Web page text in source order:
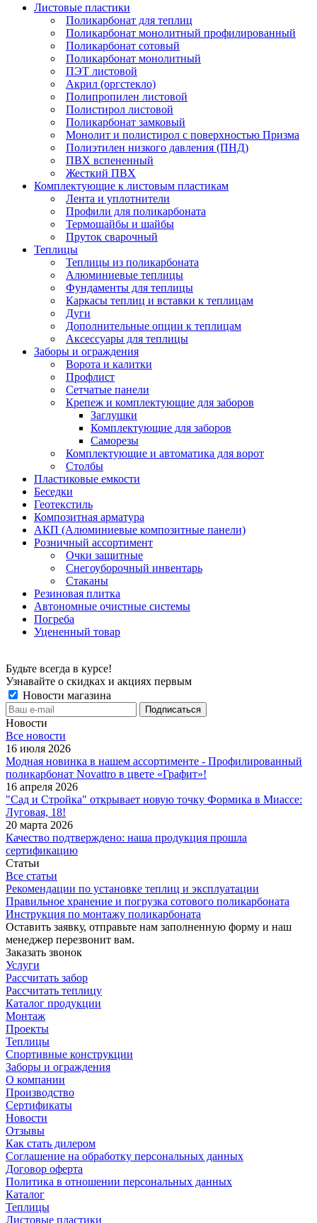
Листовые пластики
Поликарбонат для теплиц
Поликарбонат монолитный профилированный
Поликарбонат сотовый
Поликарбонат монолитный
ПЭТ листовой
Акрил (оргстекло)
Полипропилен листовой
Полистирол листовой
Поликарбонат замковый
Монолит и полистирол с поверхностью Призма
Полиэтилен низкого давления (ПНД)
ПВХ вспененный
Жесткий ПВХ
Комплектующие к листовым пластикам
Лента и уплотнители
Профили для поликарбоната
Термошайбы и шайбы
Пруток сварочный
Теплицы
Теплицы из поликарбоната
Алюминиевые теплицы
Фундаменты для теплицы
Каркасы теплиц и вставки к теплицам
Дуги
Дополнительные опции к теплицам
Аксессуары для теплицы
Заборы и ограждения
Ворота и калитки
Профлист
Сетчатые панели
Крепеж и комплектующие для заборов
Заглушки
Комплектующие для заборов
Саморезы
Комплектующие и автоматика для ворот
Столбы
Пластиковые емкости
Беседки
Геотекстиль
Композитная арматура
АКП (Алюминиевые композитные панели)
Розничный ассортимент
Очки защитные
Снегоуборочный инвентарь
Стаканы
Резиновая плитка
Автономные очистные системы
Погреба
Уцененный товар
Будьте всегда в курсе!
Узнавайте о скидках и акциях первым
Новости магазина
Новости
Все новости
16 июля 2026
Модная новинка в нашем ассортименте - Профилированный
поликарбонат Novattro в цвете «Графит»!
16 апреля 2026
"Сад и Стройка" открывает новую точку Формика в Миассе:
Луговая, 18!
20 марта 2026
Качество подтверждено: наша продукция прошла
сертификацию
Статьи
Все статьи
Рекомендации по установке теплиц и эксплуатации
Правильное хранение и погрузка сотового поликарбоната
Инструкция по монтажу поликарбоната
Оставить заявку, отправьте нам заполненную форму и наш
менеджер перезвонит вам.
Заказать звонок
Услуги
Рассчитать забор
Рассчитать теплицу
Каталог продукции
Монтаж
Проекты
Теплицы
Спортивные конструкции
Заборы и ограждения
О компании
Производство
Сертификаты
Новости
Отзывы
Как стать дилером
Соглашение на обработку персональных данных
Договор оферта
Политика в отношении персональных данных
Каталог
Теплицы
Листовые пластики